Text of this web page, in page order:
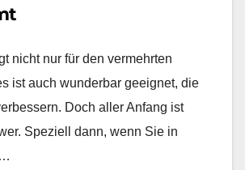
nicht nur für den vermehrten
ist auch wunderbar geeignet, die
Doch aller Anfang ist
Speziell dann, wenn Sie in